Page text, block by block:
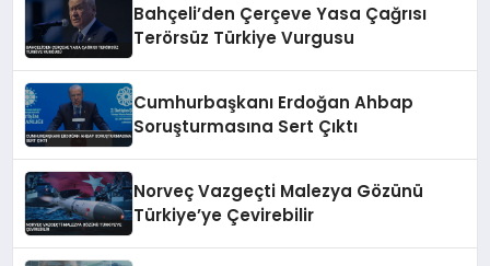
Bahçeli’den Çerçeve Yasa Çağrısı
Terörsüz Türkiye Vurgusu
Cumhurbaşkanı Erdoğan Ahbap
Soruşturmasına Sert Çıktı
Norveç Vazgeçti Malezya Gözünü
Türkiye’ye Çevirebilir